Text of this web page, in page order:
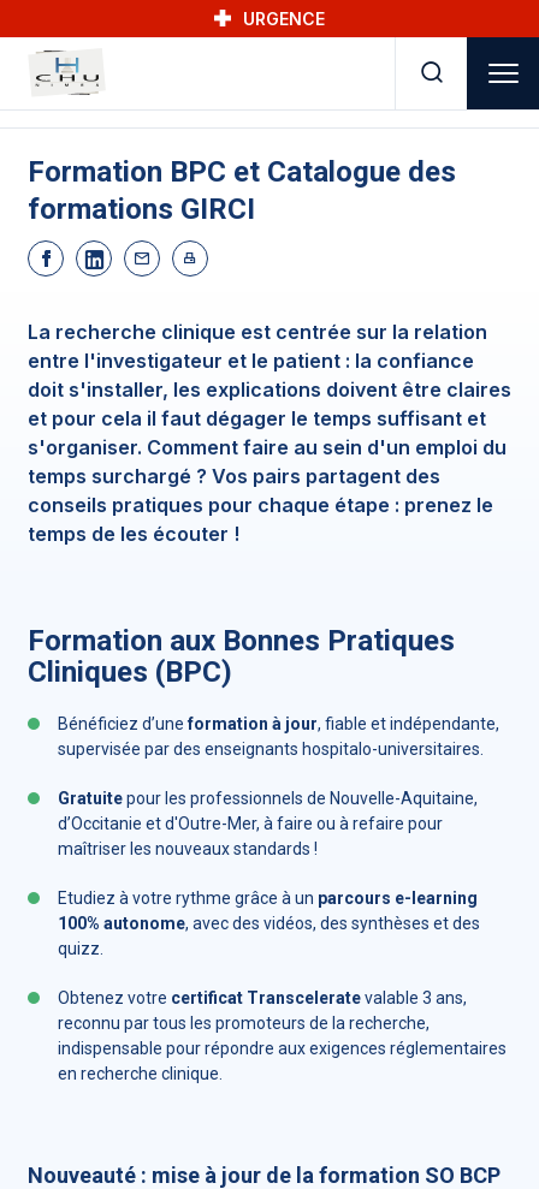
URGENCE
Formation BPC et Catalogue des
formations GIRCI
La recherche clinique est centrée sur la relation
entre l'investigateur et le patient : la confiance
doit s'installer, les explications doivent être claires
et pour cela il faut dégager le temps suffisant et
s'organiser. Comment faire au sein d'un emploi du
temps surchargé ? Vos pairs partagent des
conseils pratiques pour chaque étape : prenez le
temps de les écouter !
Formation aux Bonnes Pratiques
Cliniques (BPC)
Bénéficiez d’uneformation à jour, fiable et indépendante,
supervisée par des enseignants hospitalo-universitaires.
Gratuitepour les professionnels de Nouvelle-Aquitaine,
d’Occitanie et d'Outre-Mer, à faire ou à refaire pour
maîtriser les nouveaux standards !
Etudiez à votre rythme grâce à un parcours e-learning
100% autonome, avec des vidéos, des synthèses et des
quizz.
Obtenez votre certificat Transceleratevalable 3 ans,
reconnu par tous les promoteurs de la recherche,
indispensable pour répondre aux exigences réglementaires
en recherche clinique.
Nouveauté : mise à jour de la formation SO BCP